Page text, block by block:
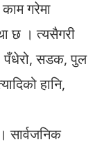
काम गरेमा
छ । त्यसैगरी
पँधेरो, सडक, पुल
हानि,
सार्वजनिक